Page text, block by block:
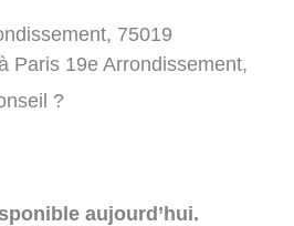
75019
Paris 19e Arrondissement,
?
aujourd’hui.